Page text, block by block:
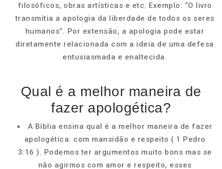
filosóficos, obras artísticas e etc. Exemplo: “O livro
transmitia a apologia da liberdade de todos os seres
humanos”. Por extensão, a apologia pode estar
diretamente relacionada com a ideia de uma defesa
entusiasmada e enaltecida.
Qual é a melhor maneira de
fazer apologética?
A Bíblia ensina qual é a melhor maneira de fazer
apologética: com mansidão e respeito ( 1 Pedro
3:16 ). Podemos ter argumentos muito bons mas se
não agirmos com amor e respeito, esses